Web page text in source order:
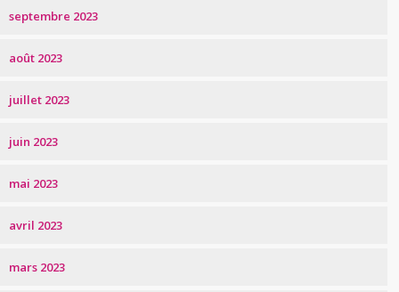
septembre 2023
août 2023
juillet 2023
juin 2023
mai 2023
avril 2023
mars 2023